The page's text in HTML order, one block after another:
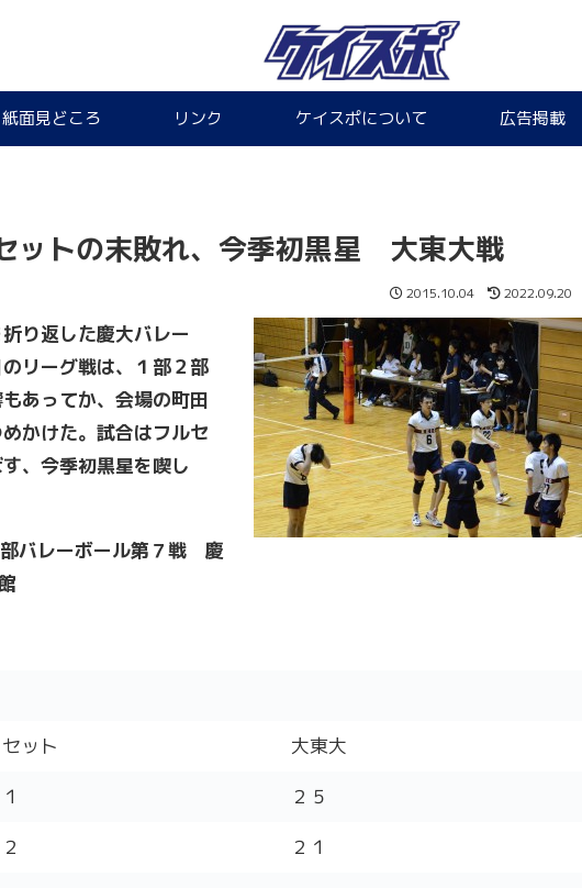
紙面見どころ リンク ケイスポについて 広告掲載
ットの末敗れ、今季初黒星 大東大戦
2015.10.04 2022.09.20
り返した慶大バレー
リーグ戦は、１部２部
あってか、会場の町田
かけた。試合はフルセ
、今季初黒星を喫し
バレーボール第７戦 慶
セット
大東大
１
２５
２
２１